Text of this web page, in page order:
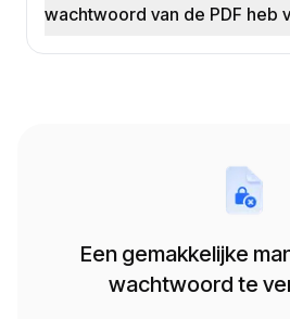
wachtwoord van de PDF heb
Een gemakkelijke
wachtwoord te